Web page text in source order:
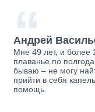
“
Андрей
Мне 49 лет, и более
плаванье по
бываю – не могу
прийти в себя
помощь.